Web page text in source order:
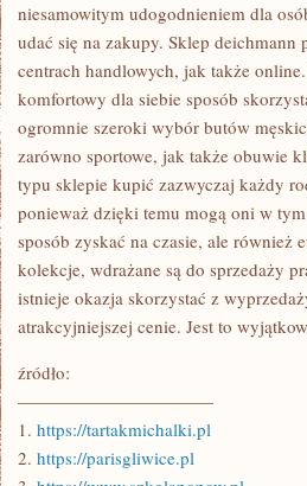
niesamowitym udogodnieniem dla
udać się na zakupy. Sklep
centrach handlowych, jak także
komfortowy dla siebie sposób
ogromnie szeroki wybór butów
zarówno sportowe, jak także obuwie
typu sklepie kupić zazwyczaj każdy
ponieważ dzięki temu mogą oni w
sposób zyskać na czasie, ale również
kolekcje, wdrażane są do sprzedaży
istnieje okazja skorzystać z
atrakcyjniejszej cenie. Jest to
źródło:
———————————
1. https://tartakmichalki.pl
2. https://parisgliwice.pl